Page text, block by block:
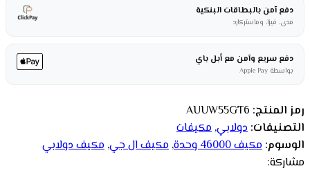
دفع آمن بالبطاقات البنكية
مدى، فيزا، وماستركارد
دفع سريع وآمن مع أبل باي
بواسطة Apple Pay
رمز المنتج: AUUW55GT6
التصنيفات: دولابي, مكيفات
الوسوم: مكيف 46000 وحدة , مكيف ال جي, مكيف دولابي
مشاركة: